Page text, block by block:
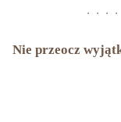
Nie przeocz